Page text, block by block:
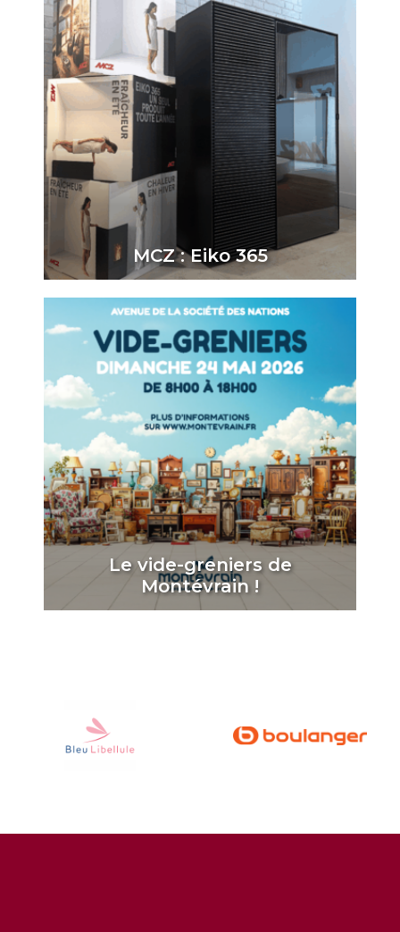
MCZ : Eiko 365
Le vide-greniers de
Montévrain !